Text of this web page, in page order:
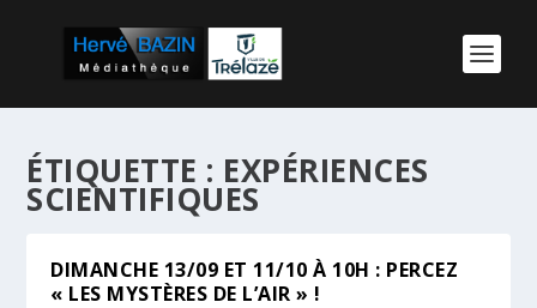
ÉTIQUETTE : EXPÉRIENCES
SCIENTIFIQUES
DIMANCHE 13/09 ET 11/10 À 10H : PERCEZ
« LES MYSTÈRES DE L’AIR » !